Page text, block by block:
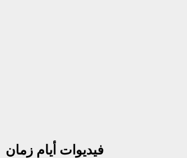
فيديوات أيام زمان